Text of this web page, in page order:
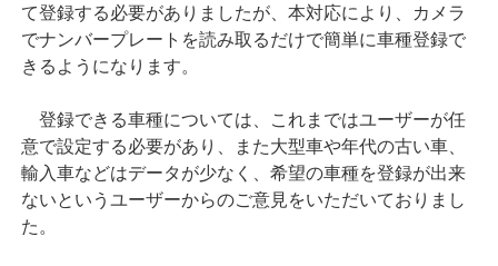
て登録する必要がありましたが、本対応により、カメラ
でナンバープレートを読み取るだけで簡単に車種登録で
きるようになります。
登録できる車種については、これまではユーザーが任
意で設定する必要があり、また大型車や年代の古い車、
輸入車などはデータが少なく、希望の車種を登録が出来
ないというユーザーからのご意見をいただいておりまし
た。